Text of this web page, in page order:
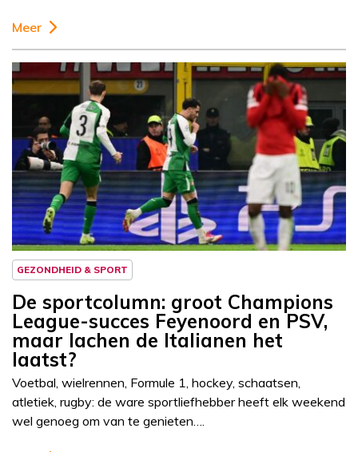
Meer
Column
Sportcolumn
GEZONDHEID & SPORT
De sportcolumn: groot Champions
League-succes Feyenoord en PSV,
maar lachen de Italianen het
laatst?
Voetbal, wielrennen, Formule 1, hockey, schaatsen,
atletiek, rugby: de ware sportliefhebber heeft elk weekend
wel genoeg om van te genieten….